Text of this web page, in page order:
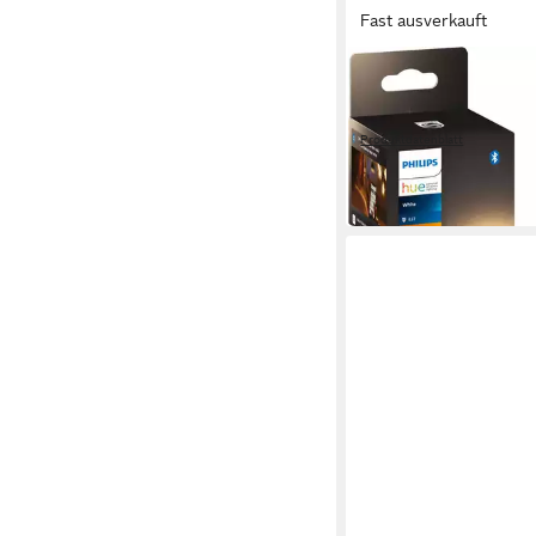
Fast ausverkauft
PHILIPS HUE
LED-Filament White
580 lm
Produktdatenblatt
34,99 €
in 1-2 Werktagen bei dir